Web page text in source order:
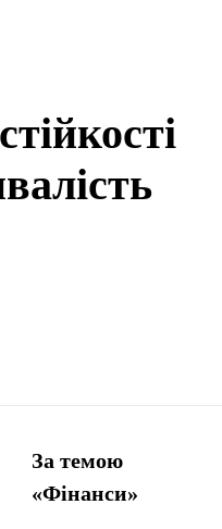
За темою
«Фінанси»